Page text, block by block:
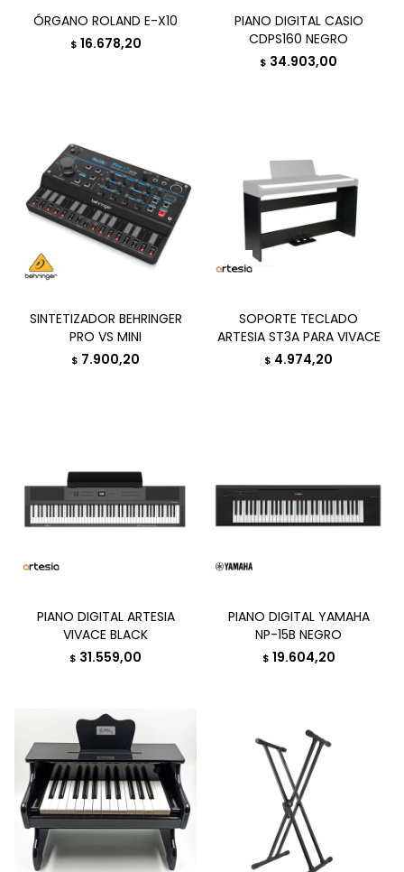
ÓRGANO ROLAND E-X10
$ 16.678,20
PIANO DIGITAL CASIO
CDPS160 NEGRO
$ 34.903,00
SINTETIZADOR BEHRINGER
PRO VS MINI
$ 7.900,20
SOPORTE TECLADO
ARTESIA ST3A PARA VIVACE
$ 4.974,20
PIANO DIGITAL ARTESIA
VIVACE BLACK
$ 31.559,00
PIANO DIGITAL YAMAHA
NP-15B NEGRO
$ 19.604,20